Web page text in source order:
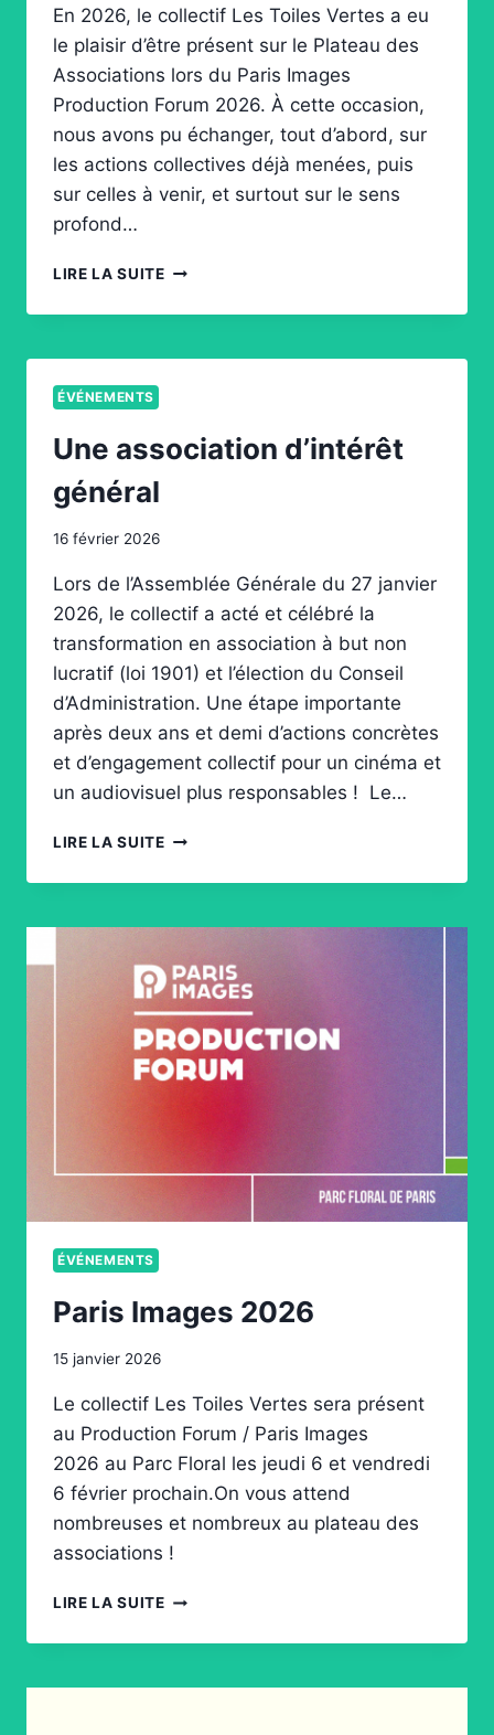
En 2026, le collectif Les Toiles Vertes a eu
le plaisir d’être présent sur le Plateau des
Associations lors du Paris Images
Production Forum 2026. À cette occasion,
nous avons pu échanger, tout d’abord, sur
les actions collectives déjà menées, puis
sur celles à venir, et surtout sur le sens
profond…
LIRE LA SUITE PARIS
PRODUCTION
2026
ÉVÉNEMENTS
Une association d’intérêt
général
16 février 2026
Lors de l’Assemblée Générale du 27 janvier
2026, le collectif a acté et célébré la
transformation en association à but non
lucratif (loi 1901) et l’élection du Conseil
d’Administration. Une étape importante
après deux ans et demi d’actions concrètes
et d’engagement collectif pour un cinéma et
un audiovisuel plus responsables ! Le…
LIRE LA SUITE UNE
D’INTÉRÊT
ÉVÉNEMENTS
Paris Images 2026
15 janvier 2026
Le collectif Les Toiles Vertes sera présent
au Production Forum / Paris Images
2026 au Parc Floral les jeudi 6 et vendredi
6 février prochain.On vous attend
nombreuses et nombreux au plateau des
associations !
LIRE LA SUITE PARIS
2026